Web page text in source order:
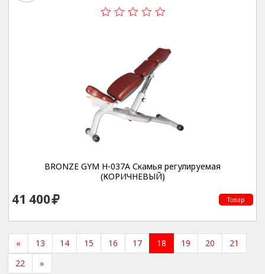
BRONZE GYM H-037A Скамья регулируемая
(КОРИЧНЕВЫЙ)
41 400 Товар
« 13 14 15 16 17 18 19 20
21
22
»